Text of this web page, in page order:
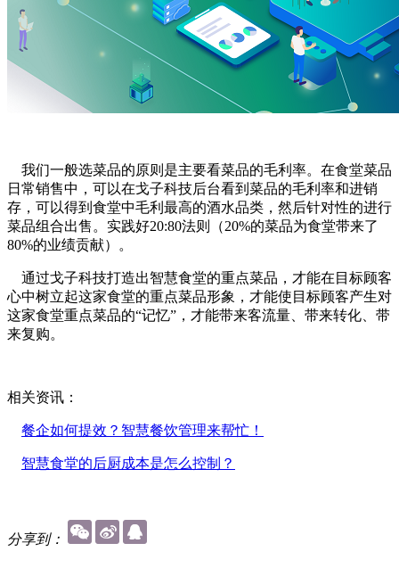
我们一般选菜品的原则是主要看菜品的毛利率。在食堂菜品
日常销售中，可以在戈子科技后台看到菜品的毛利率和进销
存，可以得到食堂中毛利最高的酒水品类，然后针对性的进行
菜品组合出售。实践好20:80法则（20%的菜品为食堂带来了
80%的业绩贡献）。
通过戈子科技打造出智慧食堂的重点菜品，才能在目标顾客
心中树立起这家食堂的重点菜品形象，才能使目标顾客产生对
这家食堂重点菜品的“记忆”，才能带来客流量、带来转化、带
来复购。
相关资讯：
餐企如何提效？智慧餐饮管理来帮忙！
智慧食堂的后厨成本是怎么控制？
分享到：